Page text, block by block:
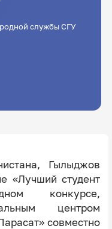
службы СГУ
Гылыджов
«Лучший студент
конкурсе,
центром
совместно